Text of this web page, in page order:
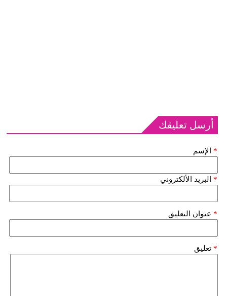
أرسل تعليقك
الإسم *
البريد الألكتروني *
عنوان التعليق *
تعليق *